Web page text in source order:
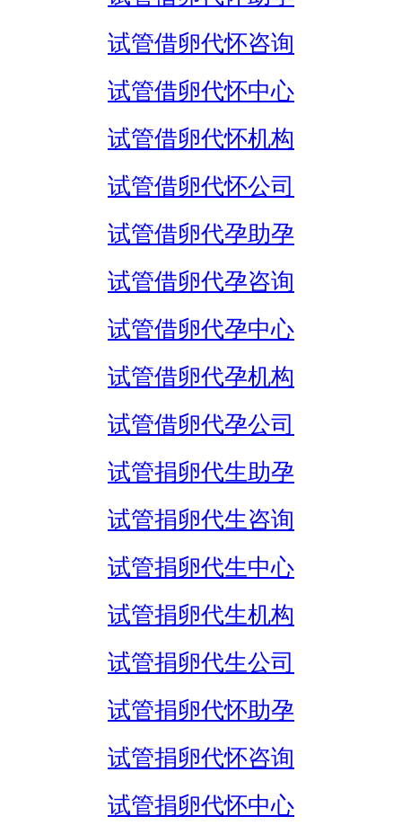
试管借卵代怀咨询
试管借卵代怀中心
试管借卵代怀机构
试管借卵代怀公司
试管借卵代孕助孕
试管借卵代孕咨询
试管借卵代孕中心
试管借卵代孕机构
试管借卵代孕公司
试管捐卵代生助孕
试管捐卵代生咨询
试管捐卵代生中心
试管捐卵代生机构
试管捐卵代生公司
试管捐卵代怀助孕
试管捐卵代怀咨询
试管捐卵代怀中心